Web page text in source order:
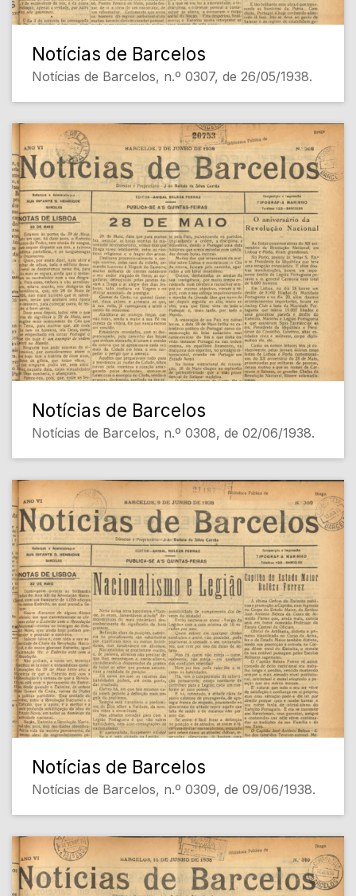
Notícias de Barcelos
Notícias de Barcelos, n.º 0307, de 26/05/1938.
Notícias de Barcelos
Notícias de Barcelos, n.º 0308, de 02/06/1938.
Notícias de Barcelos
Notícias de Barcelos, n.º 0309, de 09/06/1938.